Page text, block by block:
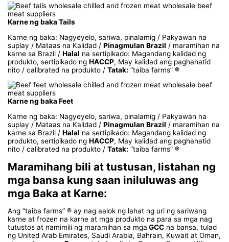
Karne ng baka Tails
Karne ng baka: Nagyeyelo, sariwa, pinalamig / Pakyawan na
suplay / Mataas na Kalidad /Pinagmulan Brazil / maramihan na
karne sa Brazil /Halal na sertipikado: Magandang kalidad ng
produkto, sertipikado ngHACCP, May kalidad ang paghahatid
nito / calibrated na produkto /Tatak: “taiba farms” ®
Karne ng baka Feet
Karne ng baka: Nagyeyelo, sariwa, pinalamig / Pakyawan na
suplay / Mataas na Kalidad /Pinagmulan Brazil / maramihan na
karne sa Brazil /Halal na sertipikado: Magandang kalidad ng
produkto, sertipikado ngHACCP, May kalidad ang paghahatid
nito / calibrated na produkto /Tatak: “taiba farms” ®
Maramihang bili at tustusan, listahan ng
mga bansa kung saan iniluluwas ang
mga Baka at Karne:
Ang “taiba farms” ® ay nag aalok ng lahat ng uri ng sariwang
karne at frozen na karne at mga produkto na para sa mga nag
tutustos at namimili ng maramihan sa mga GCC na bansa, tulad
ng United Arab Emirates, Saudi Arabia, Bahrain, Kuwait at Oman,